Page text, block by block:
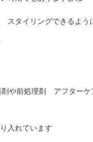
スタイリングできるよ
や前処理剤 アフター
入れています